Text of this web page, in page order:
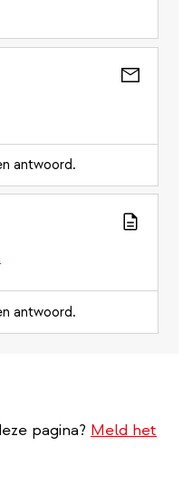
antwoord.
antwoord.
pagina? Meld het